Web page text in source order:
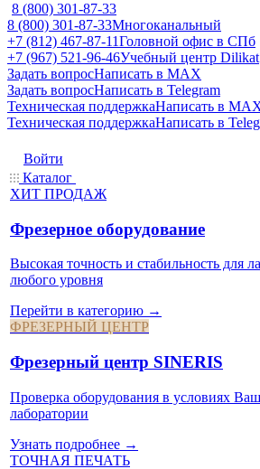
8 (800) 301-87-33
8 (800) 301-87-33Многоканальный
+7 (812) 467-87-11Головной офис в СПб
+7 (967) 521-96-46Учебный центр Dilikat
Задать вопросНаписать в MAX
Задать вопросНаписать в Telegram
Техническая поддержкаНаписать в
Техническая поддержкаНаписать в
Войти
Каталог
ХИТ ПРОДАЖ
Фрезерное оборудование
Высокая точность и стабильность для
любого уровня
Перейти в категорию →
ФРЕЗЕРНЫЙ ЦЕНТР
Фрезерный центр SINERIS
Проверка оборудования в условиях
лаборатории
Узнать подробнее →
ТОЧНАЯ ПЕЧАТЬ